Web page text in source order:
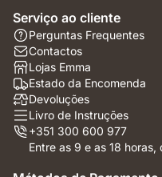
Serviço ao cliente
Perguntas Frequentes
Contactos
Lojas Emma
Estado da Encomenda
Devoluções
Livro de Instruções
+351 300 600 977
Entre as 9 e as 18